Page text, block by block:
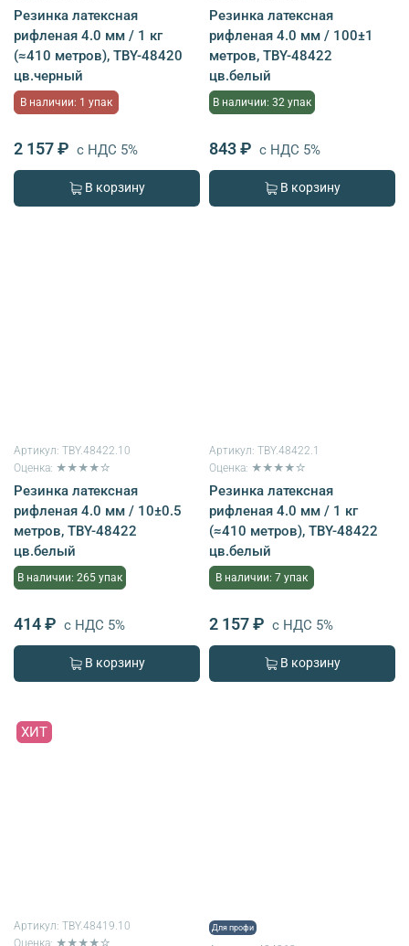
Резинка латексная
рифленая 4.0 мм / 1 кг
(≈410 метров), TBY-48420
цв.черный
В наличии: 1 упак
2 157 ₽ с НДС 5%
В корзину
Резинка латексная
рифленая 4.0 мм / 100±1
метров, TBY-48422
цв.белый
В наличии: 32 упак
843 ₽ с НДС 5%
В корзину
Артикул: TBY.48422.10
Оценка: ★★★★☆
Резинка латексная
рифленая 4.0 мм / 10±0.5
метров, TBY-48422
цв.белый
В наличии: 265 упак
414 ₽ с НДС 5%
В корзину
Артикул: TBY.48422.1
Оценка: ★★★★☆
Резинка латексная
рифленая 4.0 мм / 1 кг
(≈410 метров), TBY-48422
цв.белый
В наличии: 7 упак
2 157 ₽ с НДС 5%
В корзину
ХИТ
Артикул: TBY.48419.10
Оценка: ★★★★☆
Для профи